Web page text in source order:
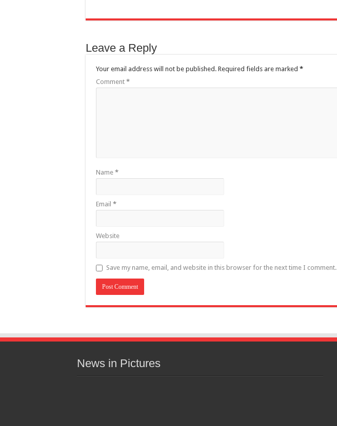
Leave a Reply
Your email address will not be published. Required fields are marked *
Comment *
Name *
Email *
Website
Save my name, email, and website in this browser for the next time I comment.
News in Pictures